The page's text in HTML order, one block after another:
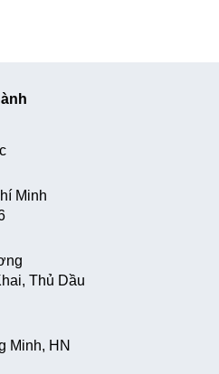
Minh
Thủ Dầu
Minh, HN